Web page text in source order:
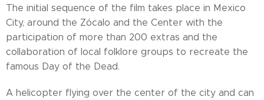
The initial sequence of the film takes place in Mexico
City, around the Zócalo and the Center with the
participation of more than 200 extras and the
collaboration of local folklore groups to recreate the
famous Day of the Dead.
A helicopter flying over the center of the city and can